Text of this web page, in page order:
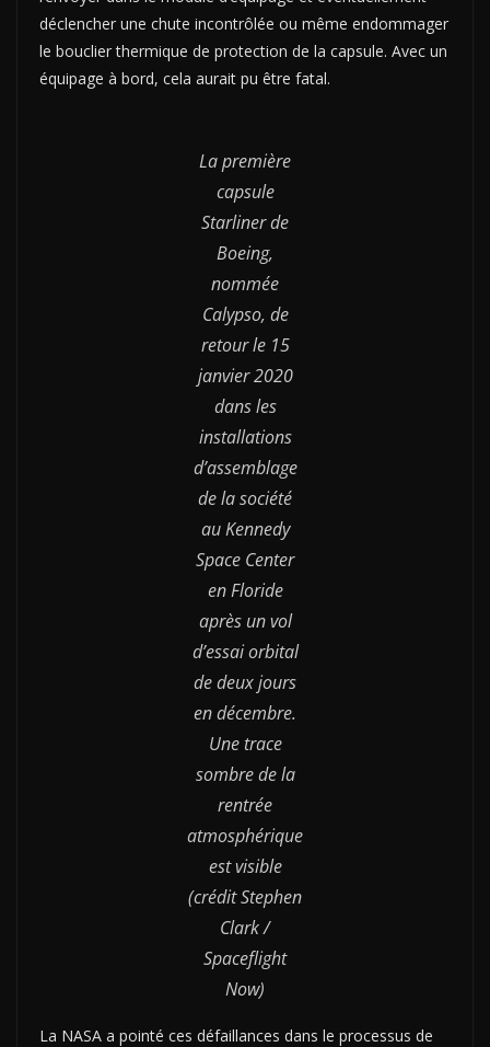
déclencher une chute incontrôlée ou même endommager
le bouclier thermique de protection de la capsule. Avec un
équipage à bord, cela aurait pu être fatal.
La première
capsule
Starliner de
Boeing,
nommée
Calypso, de
retour le 15
janvier 2020
dans les
installations
d’assemblage
de la société
au Kennedy
Space Center
en Floride
après un vol
d’essai orbital
de deux jours
en décembre.
Une trace
sombre de la
rentrée
atmosphérique
est visible
(crédit Stephen
Clark /
Spaceflight
Now)
La NASA a pointé ces défaillances dans le processus de